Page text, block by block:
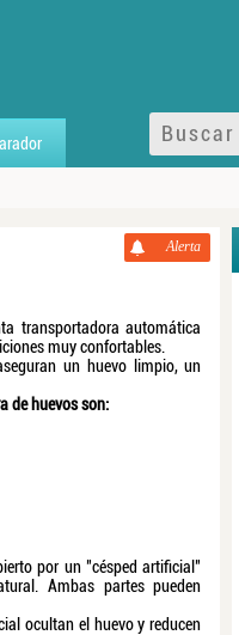
Alerta
transportadora automática
muy confortables.
un huevo limpio, un
de huevos son:
por un "césped artificial"
Ambas partes pueden
ocultan el huevo y reducen